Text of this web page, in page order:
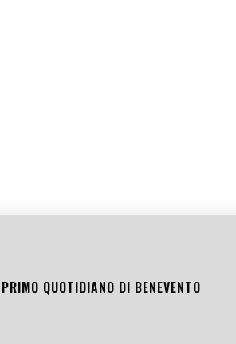
QUOTIDIANO DI BENEVENTO